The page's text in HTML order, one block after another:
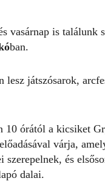
vasárnap is találunk
ban.
lesz játszósarok,
10 órától a kicsiket
várja,
szerepelnek, és
dalai.